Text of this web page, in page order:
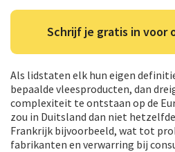
Schrijf je gratis in voor
Als lidstaten elk hun eigen
bepaalde vleesproducten, dan
complexiteit te ontstaan op de
zou in Duitsland dan niet
Frankrijk bijvoorbeeld, wat tot
fabrikanten en verwarring bij